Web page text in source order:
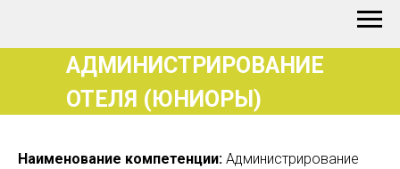
АДМИНИСТРИРОВАНИЕ
ОТЕЛЯ (ЮНИОРЫ)
Наименование компетенции: Администрирование